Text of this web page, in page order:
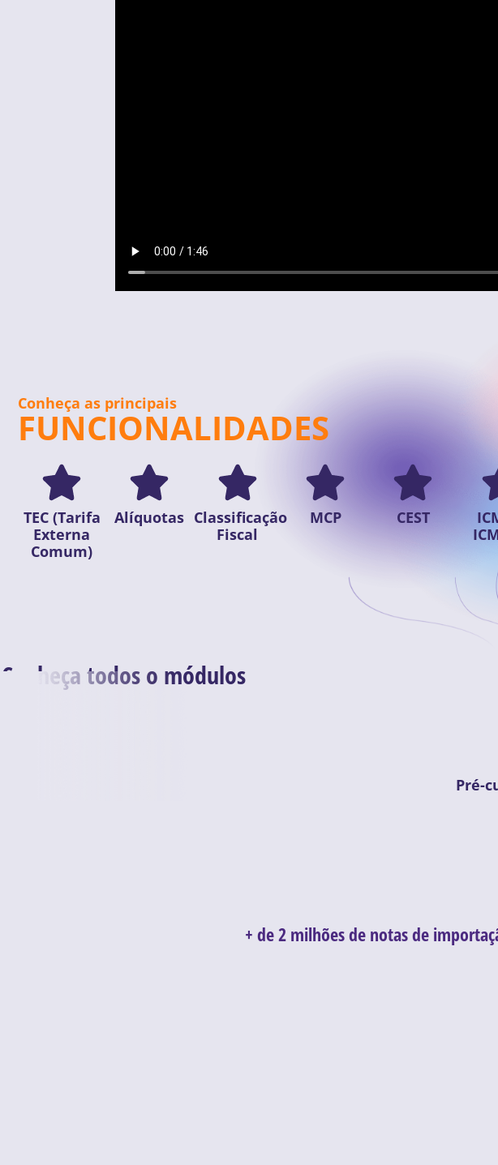
Conheça as principais
FUNCIONALIDADES
TEC (Tarifa
Externa
Comum)
Alíquotas Classificação
Fiscal
MCP CEST
Conheça todos o módulos
Pré-
+ de 2 milhões de notas de